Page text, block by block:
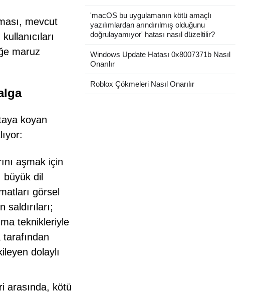
mevcut
maruz
koyan
aşmak için
büyük dil
görsel
teknikleriyle
dolaylı
arasında, kötü
'macOS bu uygulamanın kötü amaçlı
yazılımlardan arındırılmış olduğunu
doğrulayamıyor' hatası nasıl düzeltilir?
Windows Update Hatası 0x8007371b Nasıl
Onarılır
Roblox Çökmeleri Nasıl Onarılır